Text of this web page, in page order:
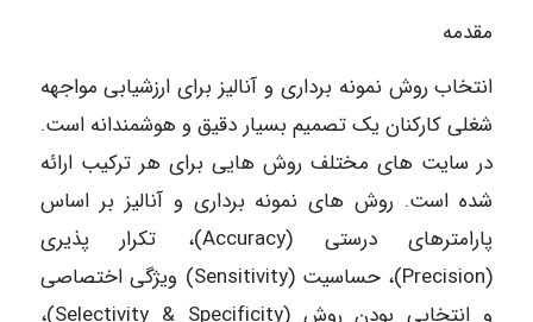
مقدمه
انتخاب روش نمونه برداری و آنالیز برای ارزشیابی مواجهه
شغلی کارکنان یک تصمیم بسیار دقیق و هوشمندانه است.
در سایت های مختلف روش هایی برای هر ترکیب ارائه
شده است. روش های نمونه برداری و آنالیز بر اساس
پارامترهای درستی (Accuracy)، تکرار پذیری
(Precision)، حساسیت (Sensitivity) ویژگی اختصاصی
و انتخابی بودن روش (Selectivity & Specificity)،